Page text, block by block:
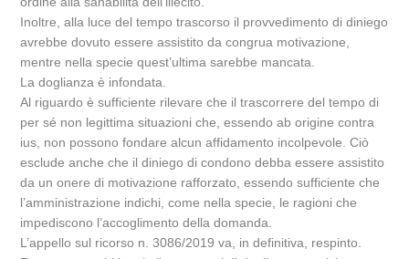
Inoltre, alla luce del tempo trascorso il provvedimento di diniego
avrebbe dovuto essere assistito da congrua motivazione,
mentre nella specie quest’ultima sarebbe mancata.
La doglianza è infondata.
Al riguardo è sufficiente rilevare che il trascorrere del tempo di
per sé non legittima situazioni che, essendo ab origine contra
ius, non possono fondare alcun affidamento incolpevole. Ciò
esclude anche che il diniego di condono debba essere assistito
da un onere di motivazione rafforzato, essendo sufficiente che
l’amministrazione indichi, come nella specie, le ragioni che
impediscono l’accoglimento della domanda.
L’appello sul ricorso n. 3086/2019 va, in definitiva, respinto.